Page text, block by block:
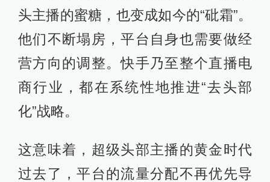
头主播的蜜糖，也变成如今的“砒霜”。
他们不断塌房，平台自身也需要做经
营方向的调整。快手乃至整个直播电
商行业，都在系统性地推进“去头部
化”战略。
这意味着，超级头部主播的黄金时代
过去了，平台的流量分配不再优先导